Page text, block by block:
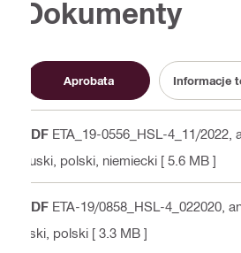
Dokumenty
Aprobata Informacje
PDF ETA_19-0556_HSL-4_11/2022
cuski, polski, niemiecki [ 5.6 MB ]
PDF ETA-19/0858_HSL-4_022020 ,
uski, polski [ 3.3 MB ]